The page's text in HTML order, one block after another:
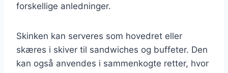
forskellige anledninger.
Skinken kan serveres som hovedret eller
skæres i skiver til sandwiches og buffeter. Den
kan også anvendes i sammenkogte retter, hvor